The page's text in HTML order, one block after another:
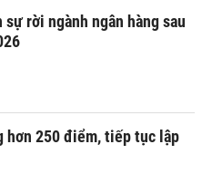
sự rời ngành ngân hàng sau
hơn 250 điểm, tiếp tục lập